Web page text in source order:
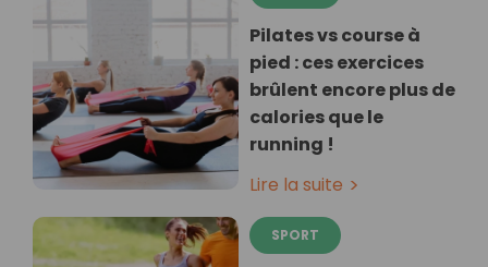
Pilates vs course à
pied : ces exercices
brûlent encore plus de
calories que le
running !
Lire la suite
SPORT